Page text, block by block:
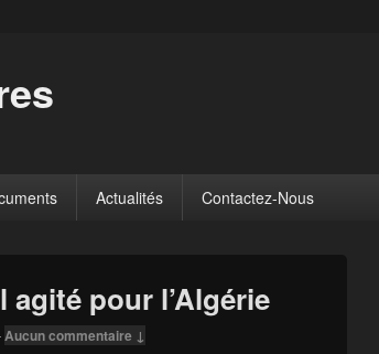
Actualités Contactez-Nous
agité pour l’Algérie
Aucun commentaire ↓